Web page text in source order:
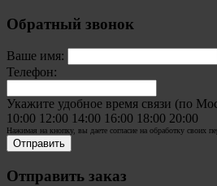
Обратный звонок
Ваше имя:
Телефон:
Укажите удобное время связи (по
10:00 12:00 14:00 16:00 18:00 20:00
Нажимая на кнопку, вы даете согласие на обработку своих
Отправить заказ